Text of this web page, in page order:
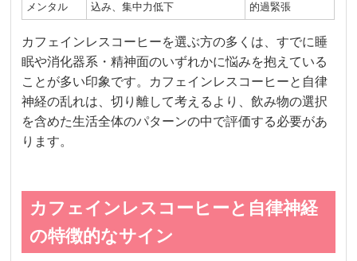
メンタル
込み、集中力低下
的過緊張
カフェインレスコーヒーを選ぶ方の多くは、すでに睡
眠や消化器系・精神面のいずれかに悩みを抱えている
ことが多い印象です。カフェインレスコーヒーと自律
神経の乱れは、切り離して考えるより、飲み物の選択
を含めた生活全体のパターンの中で評価する必要があ
ります。
カフェインレスコーヒーと自律神経
の特徴的なサイン